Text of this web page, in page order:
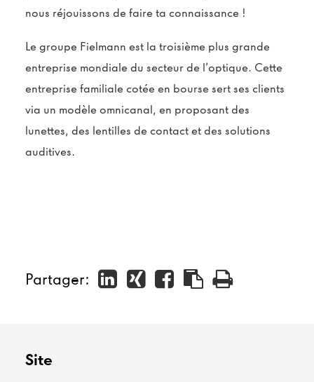
nous réjouissons de faire ta connaissance !
Le groupe Fielmann est la troisième plus grande
entreprise mondiale du secteur de l’optique. Cette
entreprise familiale cotée en bourse sert ses clients
via un modèle omnicanal, en proposant des
lunettes, des lentilles de contact et des solutions
auditives.
Partager:
Site